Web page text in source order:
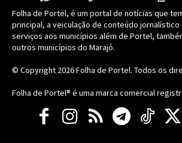
Folha de Portel, é um portal de notícias que
principal, a veiculação de conteúdo jornalístico
serviços aos municípios além de Portel,
outros municípios do Marajó.
© Copyright 2026Folha de Portel. Todos os
Folha de Portel® é uma marca comercial